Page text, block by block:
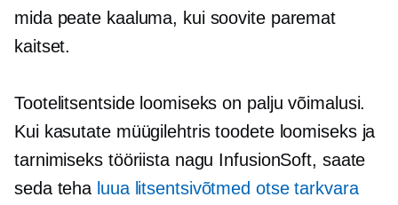
mida peate kaaluma, kui soovite paremat
kaitset.
Tootelitsentside loomiseks on palju võimalusi.
Kui kasutate müügilehtris toodete loomiseks ja
tarnimiseks tööriista nagu InfusionSoft, saate
seda teha luua litsentsivõtmed otse tarkvara